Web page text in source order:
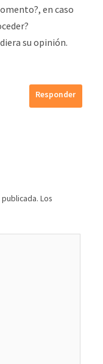
en caso
su opinión.
Responder
Los